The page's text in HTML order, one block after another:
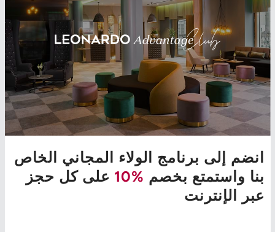
انضم إلى برنامج الولاء المجاني الخاص
بنا واستمتع بخصم %10
على كل حجز
عبر الإنترنت